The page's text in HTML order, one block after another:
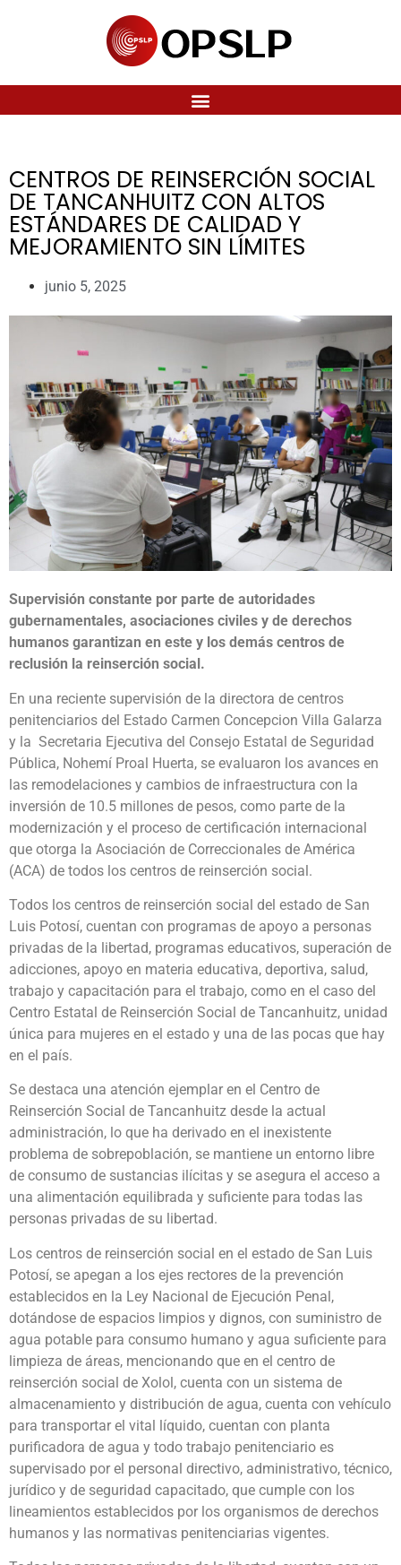
CENTROS DE REINSERCIÓN SOCIAL
DE TANCANHUITZ CON ALTOS
ESTÁNDARES DE CALIDAD Y
MEJORAMIENTO SIN LÍMITES
junio 5, 2025
Supervisión constante por parte de autoridades
gubernamentales, asociaciones civiles y de derechos
humanos garantizan en este y los demás centros de
reclusión la reinserción social.
En una reciente supervisión de la directora de centros
penitenciarios del Estado Carmen Concepcion Villa Galarza
y la Secretaria Ejecutiva del Consejo Estatal de Seguridad
Pública, Nohemí Proal Huerta, se evaluaron los avances en
las remodelaciones y cambios de infraestructura con la
inversión de 10.5 millones de pesos, como parte de la
modernización y el proceso de certificación internacional
que otorga la Asociación de Correccionales de América
(ACA) de todos los centros de reinserción social.
Todos los centros de reinserción social del estado de San
Luis Potosí, cuentan con programas de apoyo a personas
privadas de la libertad, programas educativos, superación de
adicciones, apoyo en materia educativa, deportiva, salud,
trabajo y capacitación para el trabajo, como en el caso del
Centro Estatal de Reinserción Social de Tancanhuitz, unidad
única para mujeres en el estado y una de las pocas que hay
en el país.
Se destaca una atención ejemplar en el Centro de
Reinserción Social de Tancanhuitz desde la actual
administración, lo que ha derivado en el inexistente
problema de sobrepoblación, se mantiene un entorno libre
de consumo de sustancias ilícitas y se asegura el acceso a
una alimentación equilibrada y suficiente para todas las
personas privadas de su libertad.
Los centros de reinserción social en el estado de San Luis
Potosí, se apegan a los ejes rectores de la prevención
establecidos en la Ley Nacional de Ejecución Penal,
dotándose de espacios limpios y dignos, con suministro de
agua potable para consumo humano y agua suficiente para
limpieza de áreas, mencionando que en el centro de
reinserción social de Xolol, cuenta con un sistema de
almacenamiento y distribución de agua, cuenta con vehículo
para transportar el vital líquido, cuentan con planta
purificadora de agua y todo trabajo penitenciario es
supervisado por el personal directivo, administrativo, técnico,
jurídico y de seguridad capacitado, que cumple con los
lineamientos establecidos por los organismos de derechos
humanos y las normativas penitenciarias vigentes.